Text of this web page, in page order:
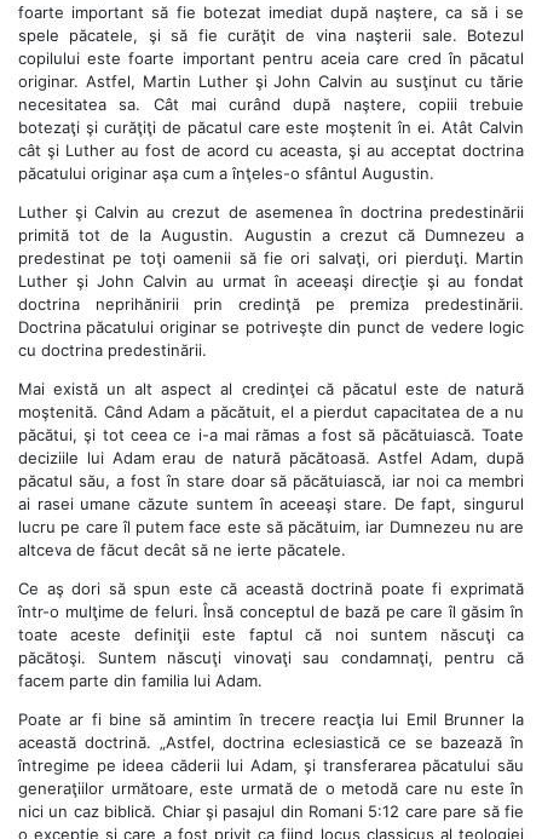
foarte important să fie botezat imediat după naştere, ca să i se
spele păcatele, şi să fie curăţit de vina naşterii sale. Botezul
copilului este foarte important pentru aceia care cred în păcatul
originar. Astfel, Martin Luther şi John Calvin au susţinut cu tărie
necesitatea sa. Cât mai curând după naştere, copiii trebuie
botezaţi şi curăţiţi de păcatul care este moştenit în ei. Atât Calvin
cât şi Luther au fost de acord cu aceasta, şi au acceptat doctrina
păcatului originar aşa cum a înţeles-o sfântul Augustin.
Luther şi Calvin au crezut de asemenea în doctrina predestinării
primită tot de la Augustin. Augustin a crezut că Dumnezeu a
predestinat pe toţi oamenii să fie ori salvaţi, ori pierduţi. Martin
Luther şi John Calvin au urmat în aceeaşi direcţie şi au fondat
doctrina neprihănirii prin credinţă pe premiza predestinării.
Doctrina păcatului originar se potriveşte din punct de vedere logic
cu doctrina predestinării.
Mai există un alt aspect al credinţei că păcatul este de natură
moştenită. Când Adam a păcătuit, el a pierdut capacitatea de a nu
păcătui, şi tot ceea ce i-a mai rămas a fost să păcătuiască. Toate
deciziile lui Adam erau de natură păcătoasă. Astfel Adam, după
păcatul său, a fost în stare doar să păcătuiască, iar noi ca membri
ai rasei umane căzute suntem în aceeaşi stare. De fapt, singurul
lucru pe care îl putem face este să păcătuim, iar Dumnezeu nu are
altceva de făcut decât să ne ierte păcatele.
Ce aş dori să spun este că această doctrină poate fi exprimată
într-o mulţime de feluri. Însă conceptul de bază pe care îl găsim în
toate aceste definiţii este faptul că noi suntem născuţi ca
păcătoşi. Suntem născuţi vinovaţi sau condamnaţi, pentru că
facem parte din familia lui Adam.
Poate ar fi bine să amintim în trecere reacţia lui Emil Brunner la
această doctrină. „Astfel, doctrina eclesiastică ce se bazează în
întregime pe ideea căderii lui Adam, şi transferarea păcatului său
generaţiilor următoare, este urmată de o metodă care nu este în
nici un caz biblică. Chiar şi pasajul din Romani 5:12 care pare să fie
o excepţie şi care a fost privit ca fiind locus classicus al teologiei